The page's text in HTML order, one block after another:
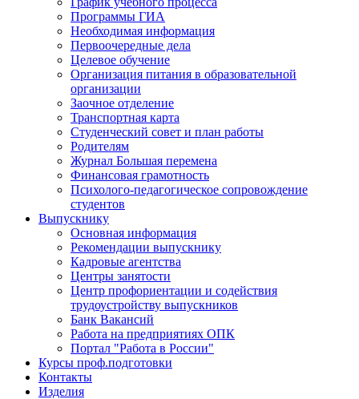
Программы ГИА
Необходимая информация
Первоочередные дела
Целевое обучение
Организация питания в образовательной
организации
Заочное отделение
Транспортная карта
Студенческий совет и план работы
Родителям
Журнал Большая перемена
Финансовая грамотность
Психолого-педагогическое сопровождение
студентов
Выпускнику
Основная информация
Рекомендации выпускнику
Кадровые агентства
Центры занятости
Центр профориентации и содействия
трудоустройству выпускников
Банк Вакансий
Работа на предприятиях ОПК
Портал "Работа в России"
Курсы проф.подготовки
Контакты
Изделия